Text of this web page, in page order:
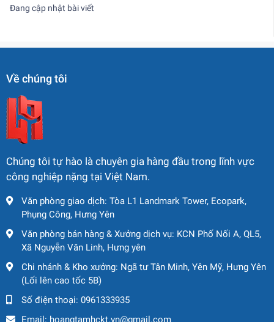
Đang cập nhật bài viết
Về chúng tôi
Chúng tôi tự hào là chuyên gia hàng đầu trong lĩnh vực
công nghiệp nặng tại Việt Nam.
Văn phòng giao dịch: Tòa L1 Landmark Tower, Ecopark,
Phụng Công, Hưng Yên
Văn phòng bán hàng & Xưởng dịch vụ: KCN Phố Nối A, QL5,
Xã Nguyễn Văn Linh, Hưng yên
Chi nhánh & Kho xưởng: Ngã tư Tân Minh, Yên Mỹ, Hưng Yên
(Lối lên cao tốc 5B)
Số điện thoại: 0961333935
Email: hoangtamhckt.vn@gmail.com